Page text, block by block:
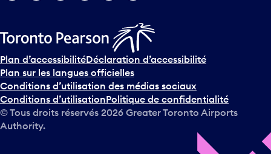
Plan d’accessibilitéDéclaration d’accessibilité
Plan sur les langues officielles
Conditions d’utilisation des médias sociaux
Conditions d’utilisationPolitique de confidentialité
© Tous droits réservés 2026 Greater Toronto Airports
Authority.